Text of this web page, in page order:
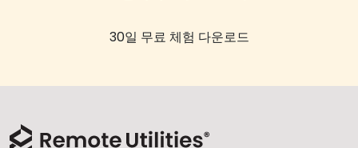
30일 무료 체험 다운로드